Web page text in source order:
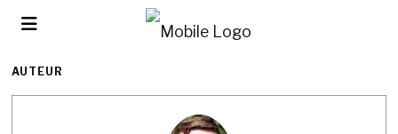
AUTEUR